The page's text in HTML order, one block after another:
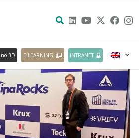
3D E-LEARNING INTRANET